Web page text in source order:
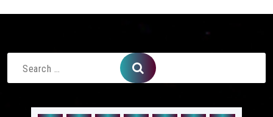
Search